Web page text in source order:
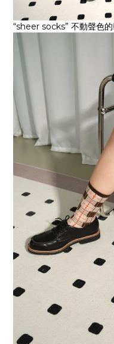
“sheer socks” 不動聲色